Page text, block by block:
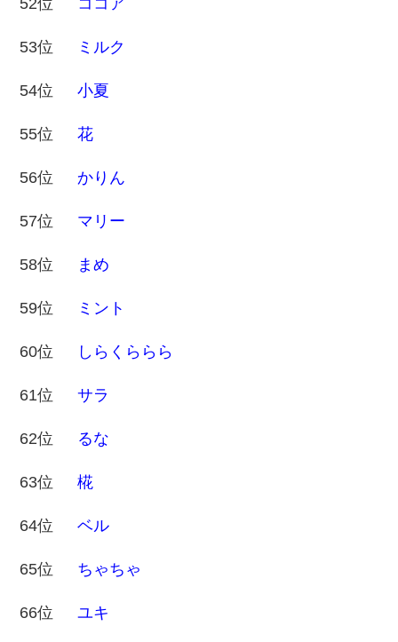
52位 ココア
53位 ミルク
54位 小夏
55位 花
56位 かりん
57位 マリー
58位 まめ
59位 ミント
60位 しらくららら
61位 サラ
62位 るな
63位 椛
64位 ベル
65位 ちゃちゃ
66位 ユキ